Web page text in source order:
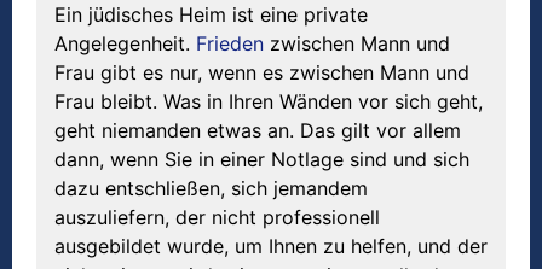
Ein jüdisches Heim ist eine private
Angelegenheit. Frieden zwischen Mann und
Frau gibt es nur, wenn es zwischen Mann und
Frau bleibt. Was in Ihren Wänden vor sich geht,
geht niemanden etwas an. Das gilt vor allem
dann, wenn Sie in einer Notlage sind und sich
dazu entschließen, sich jemandem
auszuliefern, der nicht professionell
ausgebildet wurde, um Ihnen zu helfen, und der